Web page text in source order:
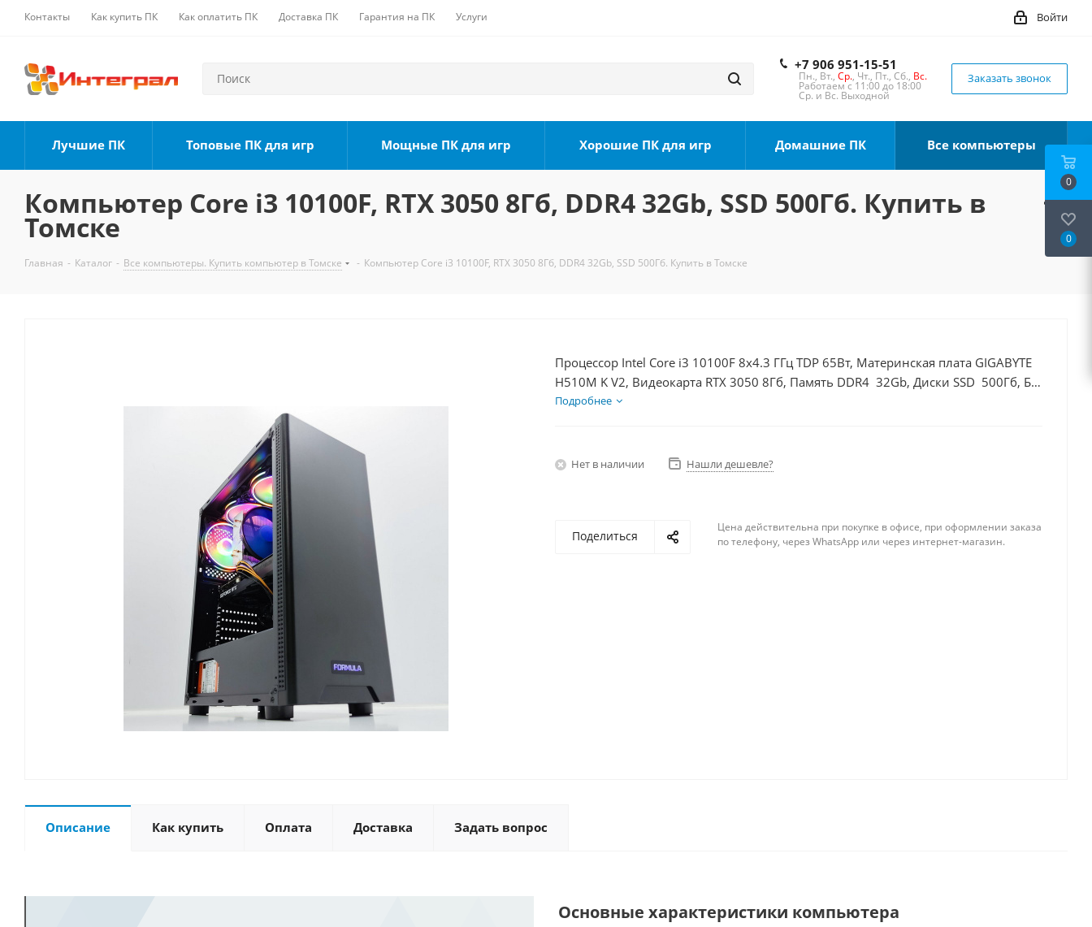
Контакты Как купить ПК Как оплатить ПК Доставка ПК Гарантия на ПК Услуги Войти
+7 906 951-15-51
Пн., Вт., Ср., Чт., Пт., Сб., Вс.
Работаем с 11:00 до 18:00
Ср. и Вс. Выходной
Заказать звонок
Лучшие ПК Топовые ПК для игр Мощные ПК для игр Хорошие ПК для игр Домашние ПК Все компьютеры
Компьютер Core i3 10100F, RTX 3050 8Гб, DDR4 32Gb, SSD 500Гб. Купить в
Томске
Главная - Каталог - Все компьютеры. Купить компьютер в Томске - Компьютер Core i3 10100F, RTX 3050 8Гб, DDR4 32Gb, SSD 500Гб. Купить в Томске
Процессор Intel Core i3 10100F 8x4.3 ГГц TDP 65Вт, Материнская плата GIGABYTE
H510M K V2, Видеокарта RTX 3050 8Гб, Память DDR4 32Gb, Диски SSD 500Гб, БП
600Вт
Подробнее
Нет в наличии Нашли дешевле?
Поделиться
Цена действительна при покупке в офисе, при оформлении заказа
по телефону, через WhatsApp или через интернет-магазин.
Описание Как купить Оплата Доставка Задать вопрос
Основные характеристики компьютера
0
0